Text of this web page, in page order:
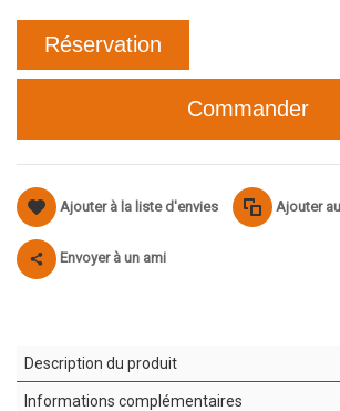
Réservation
Commander
Ajouter à la liste d'envies Ajouter
Envoyer à un ami
Description du produit
Informations complémentaires